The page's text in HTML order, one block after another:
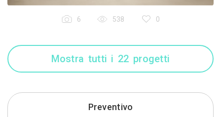
6 538 0
Mostra tutti i 22 progetti
Preventivo